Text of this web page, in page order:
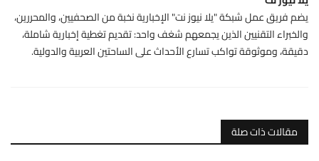
يضم فريق عمل شبكة "يلا نيوز نت" الإخبارية نخبة من الصحفيين، والمحررين،
والخبراء التقنيين الذين يجمعهم شغف واحد: تقديم تغطية إخبارية شاملة،
دقيقة، وموثوقة تواكب تسارع الأحداث على الساحتين العربية والدولية.
مقالات ذات صلة